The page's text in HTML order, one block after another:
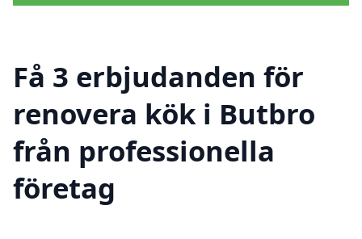
Få 3 erbjudanden för
renovera kök i Butbro
från professionella
företag